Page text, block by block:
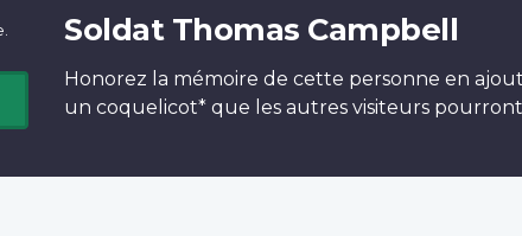
Soldat Thomas Campbell
Honorez la mémoire de cette personne en
un coquelicot* que les autres visiteurs